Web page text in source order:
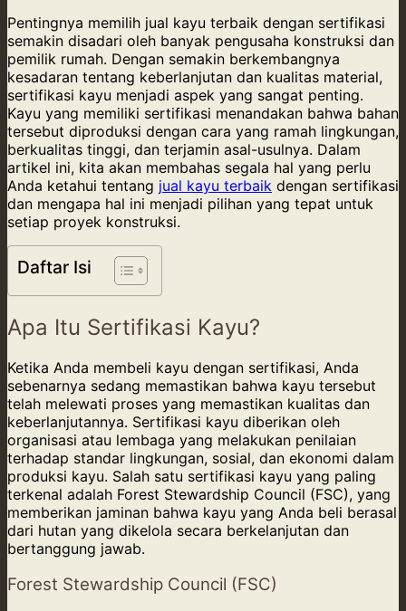
Pentingnya memilih jual kayu terbaik dengan sertifikasi
semakin disadari oleh banyak pengusaha konstruksi dan
pemilik rumah. Dengan semakin berkembangnya
kesadaran tentang keberlanjutan dan kualitas material,
sertifikasi kayu menjadi aspek yang sangat penting.
Kayu yang memiliki sertifikasi menandakan bahwa bahan
tersebut diproduksi dengan cara yang ramah lingkungan,
berkualitas tinggi, dan terjamin asal-usulnya. Dalam
artikel ini, kita akan membahas segala hal yang perlu
Anda ketahui tentang jual kayu terbaik dengan sertifikasi
dan mengapa hal ini menjadi pilihan yang tepat untuk
setiap proyek konstruksi.
Daftar Isi
Apa Itu Sertifikasi Kayu?
Ketika Anda membeli kayu dengan sertifikasi, Anda
sebenarnya sedang memastikan bahwa kayu tersebut
telah melewati proses yang memastikan kualitas dan
keberlanjutannya. Sertifikasi kayu diberikan oleh
organisasi atau lembaga yang melakukan penilaian
terhadap standar lingkungan, sosial, dan ekonomi dalam
produksi kayu. Salah satu sertifikasi kayu yang paling
terkenal adalah Forest Stewardship Council (FSC), yang
memberikan jaminan bahwa kayu yang Anda beli berasal
dari hutan yang dikelola secara berkelanjutan dan
bertanggung jawab.
Forest Stewardship Council (FSC)